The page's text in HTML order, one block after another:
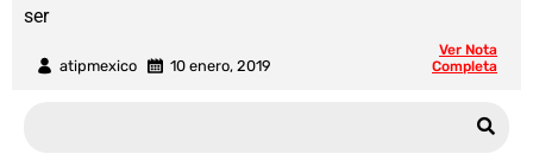
atipmexico 10 enero, 2019
ser
Ver Nota
Completa